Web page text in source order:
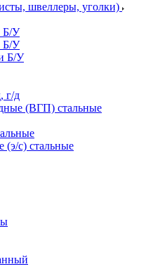
швеллеры, уголки)
Б/У
Б/У
Б/У
г/д
(ВГП) стальные
(э/с) стальные